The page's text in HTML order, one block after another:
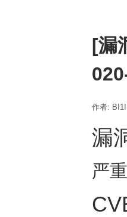
[漏
作者:
漏
严重